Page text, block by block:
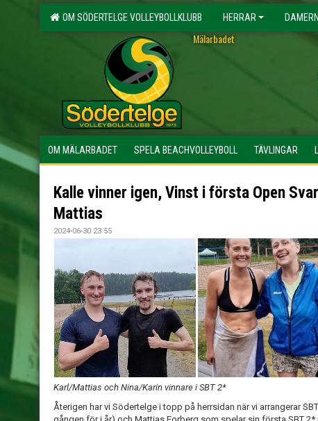
OM SÖDERTELGE VOLLEYBOLLKLUBB HERRAR
Mälarbadet
OM MÄLARBADET SPELA BEACHVOLLEYBOLL TÄVLINGAR
Kalle vinner igen, Vinst i första Open
Mattias
2024-06-30 23:55
Karl/Mattias och Nina/Karin vinnare i SBT 2*
Återigen har vi Södertelge i topp på herrsidan när vi arrangerar